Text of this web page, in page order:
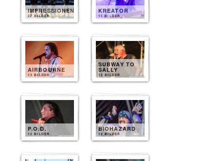
IMPRESSIONEN
27 BILDER
KREATOR
15 BILDER
AIRBOURNE
13 BILDER
SUBWAY TO
SALLY
12 BILDER
P.O.D.
12 BILDER
BIOHAZARD
12 BILDER